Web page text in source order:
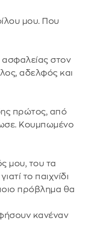
μου. Που
ασφαλείας στον
αδελφός και
πρώτος, από
Κουμπωμένο
μου, του τα
το παιχνίδι
πρόβλημα θα
κανέναν